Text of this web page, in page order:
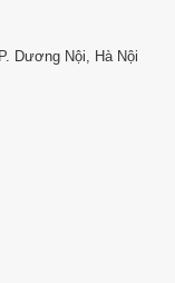
Dương Nội, Hà Nội